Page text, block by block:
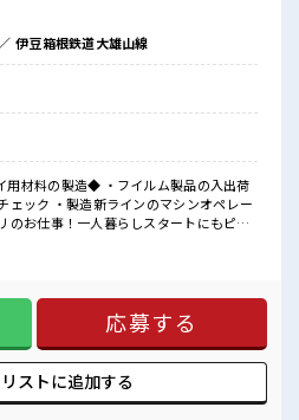
配はほぼナシ！
～スタート！
稼げます♪
は不安だけど、
ます！
目指していきましょう！！
ションも取りやすい◎
ばヘアカラーOK！
実しそう♪
！
伊豆箱根鉄道大雄山線
材料の製造◆ ・フイルム製品の入出荷
ェック ・製造新ラインのマシンオペレー
未経験スタートでも時給
度な残業でお給料UP≫ 残業は月20
稼げます♪ ≪未経験の方も大カンゲイ≫
ンジするのは不安だけど、 しっかり働く
！ イチからスキルUP・ステップUP目指
からコミ
応募する
ストに追加する